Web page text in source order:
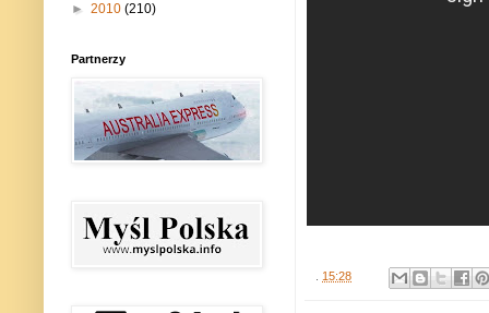
. 15:28
► 2010 (210)
Partnerzy